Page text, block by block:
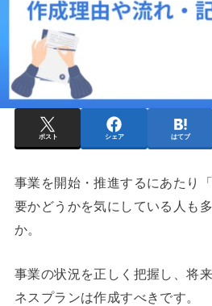
ポスト シェア はてブ
事業を開始・推進するにあたり
要かどうかを気にしている人も
か。
事業の状況を正しく把握し、将
ネスプランは作成すべきです。